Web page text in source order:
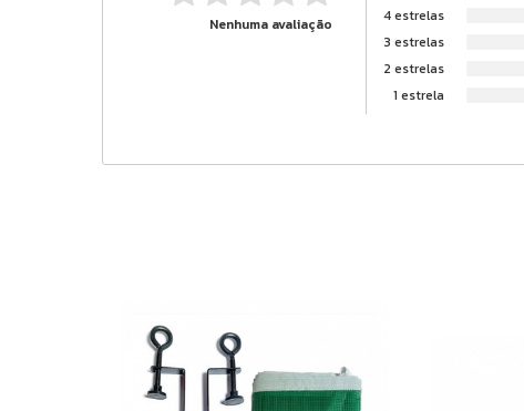
Nenhuma avaliação
4 estrelas
3 estrelas
2 estrelas
1 estrela